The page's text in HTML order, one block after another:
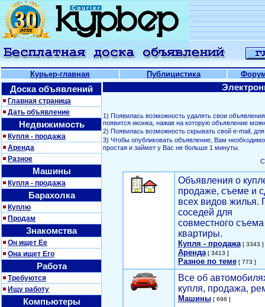
Курьер-главная Публицистика
Доска объявлений
Главная страница
Дать объявление
Недвижимость
Купля - продажа
Аренда
Разное
Машины
Купля - продажа
Барахолка
Куплю
Продам
Знакомства
Он ищет Ее
Она ищет Его
Работа
Требуются
Ищу работу
Компьютеры
1) Появилась возможность удалять свои
появится иконка, нажав на которую объявление
2) Появилась возможность скрывать свой е-mail,
3) Чтобы опубликовать объявление, Вам
простая и займет у Вас не больше 1 минуты.
Объявления о
продаже, съеме и
всех видов жилья.
соседей для
совместного съема
квартиры.
Купля - продажа[ 3343 ]
Аренда[ 3413 ]
Разное по теме[ 773 ]
Все об
купля, продажа,
Машины[ 698 ]